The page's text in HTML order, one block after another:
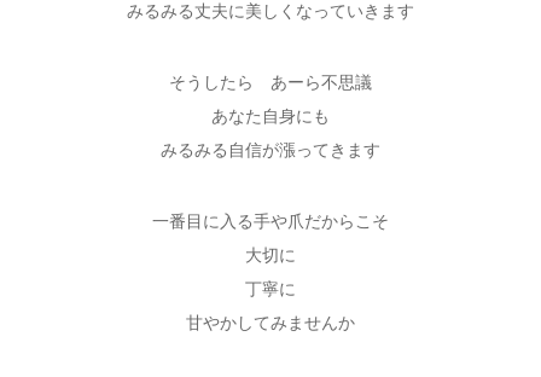
みるみる丈夫に美しくなっていきます
そうしたら あーら不思議
あなた自身にも
みるみる自信が漲ってきます
一番目に入る手や爪だからこそ
大切に
丁寧に
甘やかしてみませんか